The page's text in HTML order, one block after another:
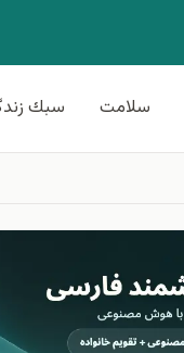
سلامت سبك